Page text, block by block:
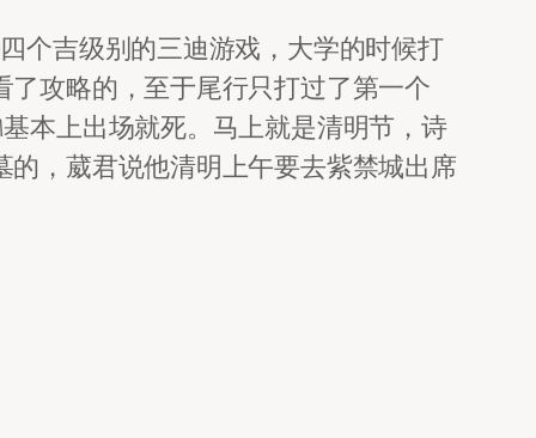
个吉级别的三迪游戏，大学的时候打
攻略的，至于尾行只打过了第一个
本上出场就死。马上就是清明节，诗
，葳君说他清明上午要去紫禁城出席